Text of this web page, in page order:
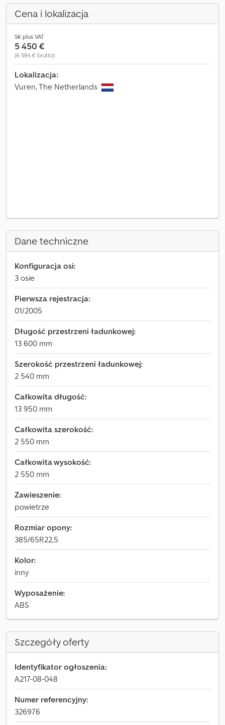
Cena i lokalizacja
SK plus VAT
5 450 €
(6 594 € brutto)
Lokalizacja:
Vuren, The Netherlands
Dane techniczne
Konfiguracja osi:
3 osie
Pierwsza rejestracja:
01/2005
Długość przestrzeni ładunkowej:
13 600 mm
Szerokość przestrzeni ładunkowej:
2 540 mm
Całkowita długość:
13 950 mm
Całkowita szerokość:
2 550 mm
Całkowita wysokość:
2 550 mm
Zawieszenie:
powietrze
Rozmiar opony:
385/65R22,5
Kolor:
inny
Wyposażenie:
ABS
Szczegóły oferty
Identyfikator ogłoszenia:
A217-08-048
Numer referencyjny:
326976